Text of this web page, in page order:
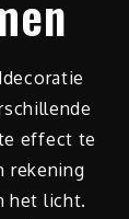
effect te
rekening
het licht.